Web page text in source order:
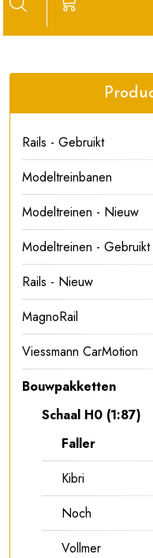
Rails - Gebruikt
Modeltreinbanen
Modeltreinen - Nieuw
Modeltreinen - Gebruikt
Rails - Nieuw
MagnoRail
Viessmann CarMotion
Bouwpakketten
Schaal H0 (1:87)
Faller
Kibri
Noch
Vollmer